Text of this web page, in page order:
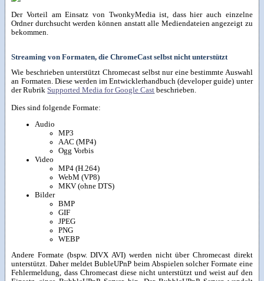
Der Vorteil am Einsatz von TwonkyMedia ist, dass hier auch einzelne
Ordner durchsucht werden können anstatt alle Mediendateien angezeigt zu
bekommen.
Streaming von Formaten, die ChromeCast selbst nicht unterstützt
Wie beschrieben unterstützt Chromecast selbst nur eine bestimmte Auswahl
an Formaten. Diese werden im Entwicklerhandbuch (developer guide) unter
der Rubrik Supported Media for Google Cast beschrieben.
Dies sind folgende Formate:
Audio
MP3
AAC (MP4)
Ogg Vorbis
Video
MP4 (H.264)
WebM (VP8)
MKV (ohne DTS)
Bilder
BMP
GIF
JPEG
PNG
WEBP
Andere Formate (bspw. DIVX AVI) werden nicht über Chromecast direkt
unterstützt. Daher meldet BubleUPnP beim Abspielen solcher Formate eine
Fehlermeldung, dass Chromecast diese nicht unterstützt und weist auf den